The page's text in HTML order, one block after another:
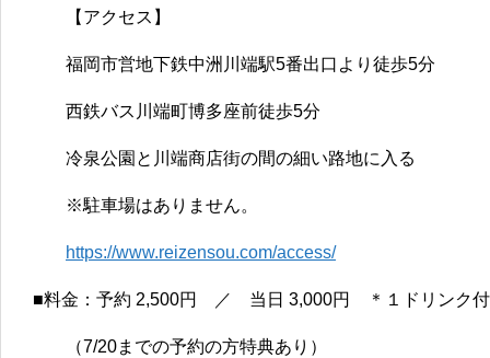
【アクセス】
福岡市営地下鉄中洲川端駅5番出口より徒歩5分
西鉄バス川端町博多座前徒歩5分
冷泉公園と川端商店街の間の細い路地に入る
※駐車場はありません。
https://www.reizensou.com/access/
■料金：予約 2,500円 ／ 当日 3,000円 ＊１ドリンク付
（7/20までの予約の方特典あり）